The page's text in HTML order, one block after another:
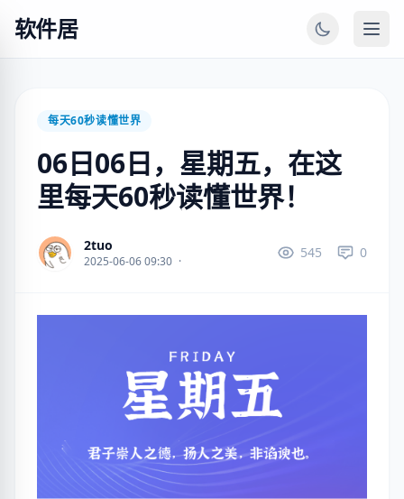
软件居
每天60秒读懂世界
06日06日，星期五，在这
里每天60秒读懂世界！
2tuo
2025-06-06 09:30 ·
545 0